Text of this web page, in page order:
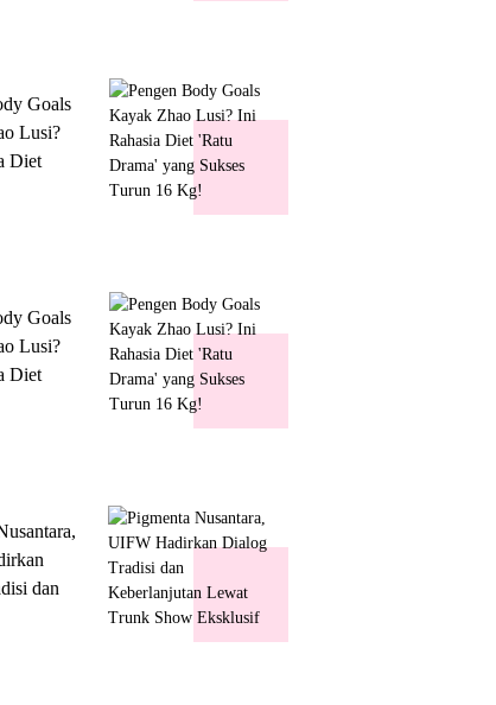
Goals
Lusi?
Diet
Goals
Lusi?
Diet
dan